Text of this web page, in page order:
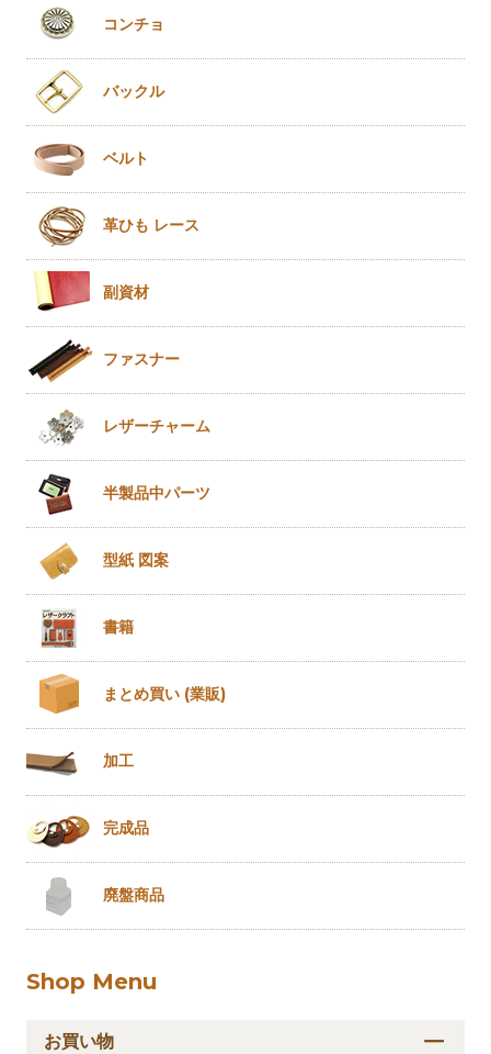
コンチョ
バックル
ベルト
革ひも レース
副資材
ファスナー
レザーチャーム
半製品中パーツ
型紙 図案
書籍
まとめ買い (業販)
加工
完成品
廃盤商品
Shop Menu
お買い物